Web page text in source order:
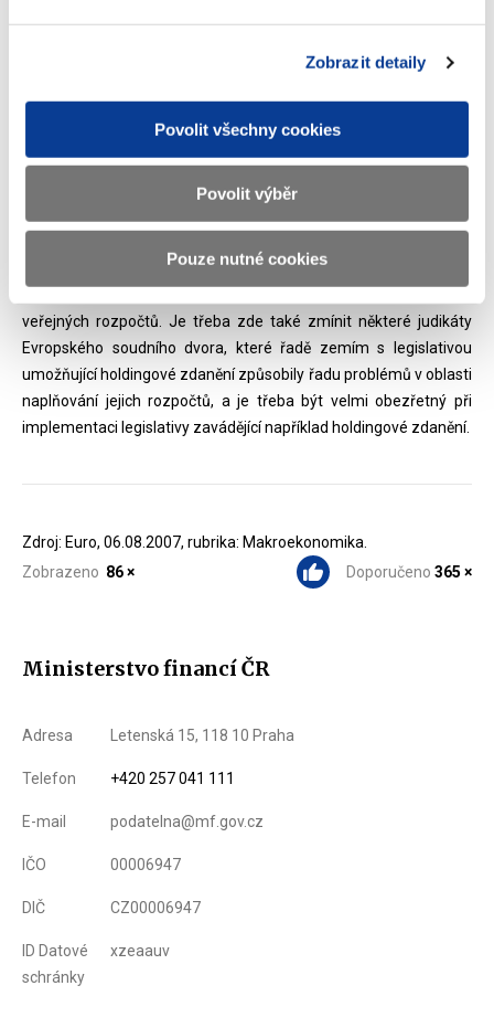
Zobrazit detaily
Povolit všechny cookies
Povolit výběr
Pouze nutné cookies
a zprůhlednění daňových zákonů. Je to ta nejlepší a nejúčinnější
cesta k tomu, jak využití daňových rájů omezovat.
* EURO: Souhlasila byste s postupnou změnou české daňové
legislativy tak, aby umožnila využívání holdingů s podobnými
benefity jako třeba v Nizozemsku?
Holdingové zdanění pro některé vybrané firmy může přivést
rovnováhu mezi optimální daňovou legislativou pro naše
veřejných rozpočtů. Je třeba zde také zmínit některé judikáty
Evropského soudního dvora, které řadě zemím s legislativou
umožňující holdingové zdanění způsobily řadu problémů v oblasti
naplňování jejich rozpočtů, a je třeba být velmi obezřetný při
implementaci legislativy zavádějící například holdingové zdanění.
Zdroj: Euro, 06.08.2007, rubrika: Makroekonomika.
Zobrazeno 86 × Doporučeno 365 ×
Ministerstvo financí ČR
Adresa Letenská 15, 118 10 Praha
Telefon +420 257 041 111
E-mail podatelna@mf.gov.cz
IČO 00006947
DIČ CZ00006947
ID Datové
schránky
xzeaauv